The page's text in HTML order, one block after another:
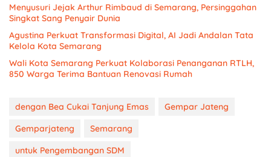
Menyusuri Jejak Arthur Rimbaud di Semarang, Persinggahan
Singkat Sang Penyair Dunia
Agustina Perkuat Transformasi Digital, AI Jadi Andalan Tata
Kelola Kota Semarang
Wali Kota Semarang Perkuat Kolaborasi Penanganan RTLH,
850 Warga Terima Bantuan Renovasi Rumah
dengan Bea Cukai Tanjung Emas
Gempar Jateng
Gemparjateng
Semarang
untuk Pengembangan SDM